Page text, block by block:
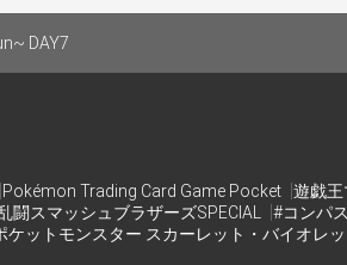
DAY7
Pokémon Trading Card Game Pocket
遊戯
闘スマッシュブラザーズSPECIAL
#コンパ
ケットモンスター スカーレット・バイオレッ